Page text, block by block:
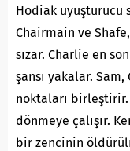
Hodiak uyuşturucu
Chairmain ve
sızar. Charlie en
şansı yakalar.
noktaları birleştirir.
dönmeye çalışır.
bir zencinin